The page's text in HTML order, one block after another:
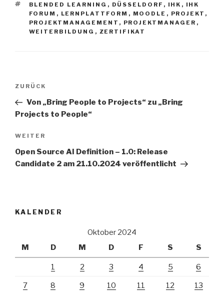
SCHLAGWÖRTER
BLENDED LEARNING , DÜSSELDORF , IHK , IHK
FORUM , LERNPLATTFORM , MOODLE , PROJEKT ,
PROJEKTMANAGEMENT , PROJEKTMANAGER ,
WEITERBILDUNG , ZERTIFIKAT
Beitrags-
Vorheriger
Beitrag
ZURÜCK
Von „Bring People to Projects“ zu „Bring
Projects to People“
Nächster
Beitrag
WEITER
Open Source AI Definition – 1.0: Release
Candidate 2 am 21.10.2024 veröffentlicht
KALENDER
Oktober 2024
M
D M D F S S
1 2 3 4 5 6
7 8 9 10 11 12 13